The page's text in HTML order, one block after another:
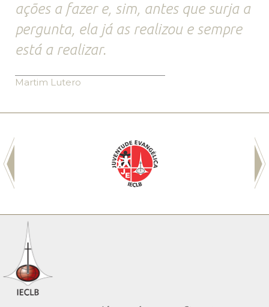
ações a fazer e, sim, antes que surja a
pergunta, ela já as realizou e sempre
está a realizar.
Martim Lutero